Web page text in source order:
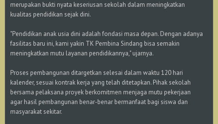
merupakan bukti nyata keseriusan sekolah dalam meningkatkan
kualitas pendidikan sejak dini.
"Pendidikan anak usia dini adalah fondasi masa depan. Dengan adanya
fasilitas baru ini, kami yakin TK Pembina Sindang bisa semakin
meningkatkan mutu layanan pendidikannya," ujarnya.
Proses pembangunan ditargetkan selesai dalam waktu 120 hari
kalender, sesuai kontrak kerja yang telah ditetapkan. Pihak sekolah
bersama pelaksana proyek berkomitmen menjaga mutu pekerjaan
agar hasil pembangunan benar-benar bermanfaat bagi siswa dan
masyarakat sekitar.